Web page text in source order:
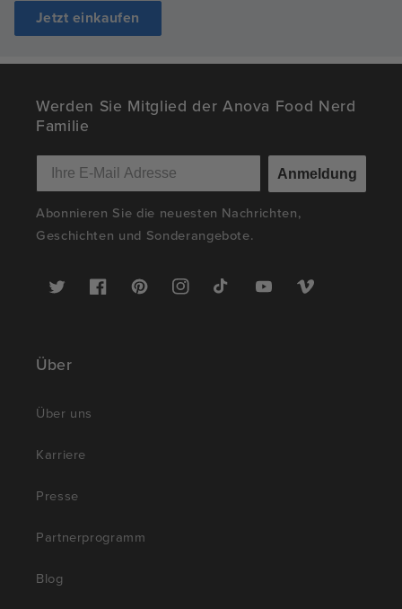
Jetzt einkaufen
Werden Sie Mitglied der Anova Food Nerd
Familie
Anmeldung
Abonnieren Sie die neuesten Nachrichten,
Geschichten und Sonderangebote.
Twitter FacebookPinterestInstagramTikTok YouTubeVimeo
Über
Über uns
Karriere
Presse
Partnerprogramm
Blog